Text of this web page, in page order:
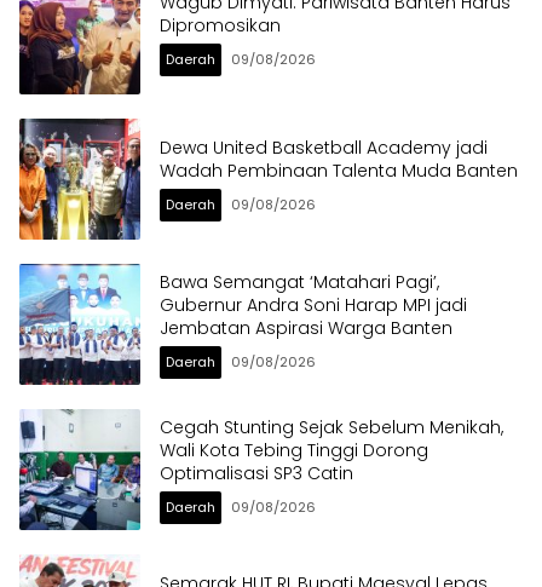
Dipromosikan
Daerah 09/08/2026
Dewa United Basketball Academy jadi
Wadah Pembinaan Talenta Muda Banten
Daerah 09/08/2026
Bawa Semangat ‘Matahari Pagi’,
Gubernur Andra Soni Harap MPI jadi
Jembatan Aspirasi Warga Banten
Daerah 09/08/2026
Cegah Stunting Sejak Sebelum Menikah,
Wali Kota Tebing Tinggi Dorong
Optimalisasi SP3 Catin
Daerah 09/08/2026